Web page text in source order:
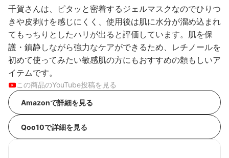
千賀さんは、ピタッと密着するジェルマスクなのでひりつ
きや皮剥けを感じにくく、使用後は肌に水分が溜め込まれ
てもっちりとしたハリが出ると評価しています。肌を保
護・鎮静しながら強力なケアができるため、レチノールを
初めて使ってみたい敏感肌の方にもおすすめの頼もしいア
イテムです。
この商品のYouTube投稿を見る
Amazonで詳細を見る
Qoo10で詳細を見る